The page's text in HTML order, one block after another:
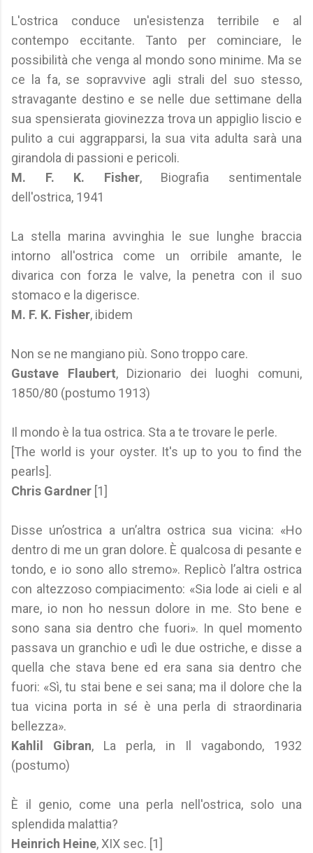
L'ostrica conduce un'esistenza terribile e al
contempo eccitante. Tanto per cominciare, le
possibilità che venga al mondo sono minime. Ma se
ce la fa, se sopravvive agli strali del suo stesso,
stravagante destino e se nelle due settimane della
sua spensierata giovinezza trova un appiglio liscio e
pulito a cui aggrapparsi, la sua vita adulta sarà una
girandola di passioni e pericoli.
M. F. K. Fisher, Biografia sentimentale
dell'ostrica, 1941
La stella marina avvinghia le sue lunghe braccia
intorno all'ostrica come un orribile amante, le
divarica con forza le valve, la penetra con il suo
stomaco e la digerisce.
M. F. K. Fisher, ibidem
Non se ne mangiano più. Sono troppo care.
Gustave Flaubert, Dizionario dei luoghi comuni,
1850/80 (postumo 1913)
Il mondo è la tua ostrica. Sta a te trovare le perle.
[The world is your oyster. It's up to you to find the
pearls].
Chris Gardner [1]
Disse un’ostrica a un’altra ostrica sua vicina: «Ho
dentro di me un gran dolore. È qualcosa di pesante e
tondo, e io sono allo stremo». Replicò l’altra ostrica
con altezzoso compiacimento: «Sia lode ai cieli e al
mare, io non ho nessun dolore in me. Sto bene e
sono sana sia dentro che fuori». In quel momento
passava un granchio e udì le due ostriche, e disse a
quella che stava bene ed era sana sia dentro che
fuori: «Sì, tu stai bene e sei sana; ma il dolore che la
tua vicina porta in sé è una perla di straordinaria
bellezza».
Kahlil Gibran, La perla, in Il vagabondo, 1932
(postumo)
È il genio, come una perla nell'ostrica, solo una
splendida malattia?
Heinrich Heine, XIX sec. [1]